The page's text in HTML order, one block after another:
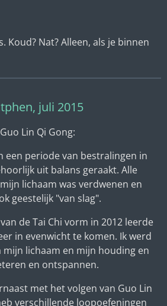
Koud? Nat? Alleen, als je binnen
juli 2015
Lin Qi Gong:
een periode van bestralingen in
uit balans geraakt. Alle
lichaam was verdwenen en
geestelijk "van slag".
de Tai Chi vorm in 2012 leerde
in evenwicht te komen. Ik werd
mijn lichaam en mijn houding en
en ontspannen.
met het volgen van Guo Lin
verschillende loopoefeningen